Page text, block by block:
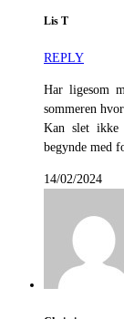
Lis T
REPLY
Har ligesom
sommeren
Kan slet ikke
begynde med
14/02/2024